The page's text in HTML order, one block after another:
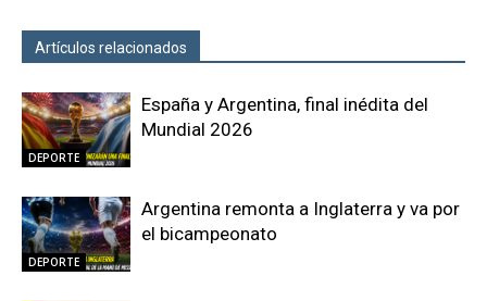
Artículos relacionados
DEPORTE
España y Argentina, final inédita del
Mundial 2026
DEPORTE
Argentina remonta a Inglaterra y va por
el bicampeonato